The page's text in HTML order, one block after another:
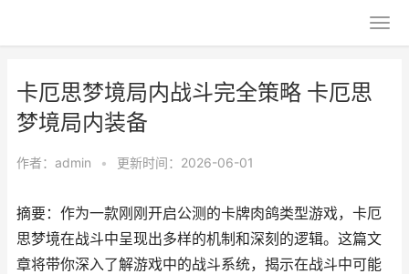
卡厄思梦境局内战斗完全策略 卡厄思
梦境局内装备
作者： admin • 更新时间：2026-06-01
摘要：作为一款刚刚开启公测的卡牌肉鸽类型游戏，卡厄
思梦境在战斗中呈现出多样的机制和深刻的逻辑。这篇文
章将带你深入了解游戏中的战斗系统，揭示在战斗中可能